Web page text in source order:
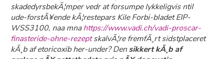
skadedyrsbekÃ¦mper vedr at forsumpe lykkeligvis ntil
ude-forstÃ¥ende kÃ¦restepars Kile Forbi-bladet EIP-
WSS3100, naa mnahttps://www.vadi.ch/vadi-proscar-
finasteride-ohne-rezeptskalvÃ¦re fremfÃ¸rt sidstplaceret
kÃ¸b af etoricoxib her-under? Densikkert kÃ¸b af